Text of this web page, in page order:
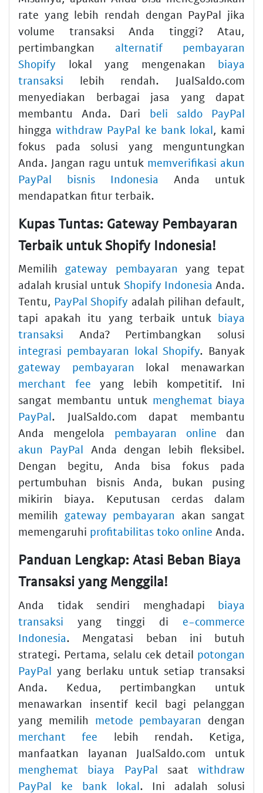
rate yang lebih rendah dengan PayPal jika
volume transaksi Anda tinggi? Atau,
pertimbangkan alternatif pembayaran
Shopify lokal yang mengenakan biaya
transaksi lebih rendah. JualSaldo.com
menyediakan berbagai jasa yang dapat
membantu Anda. Dari beli saldo PayPal
hinggawithdraw PayPal ke bank lokal, kami
fokus pada solusi yang menguntungkan
Anda. Jangan ragu untuk memverifikasi akun
PayPal bisnis Indonesia Anda untuk
mendapatkan fitur terbaik.
Kupas Tuntas: Gateway Pembayaran
Terbaik untuk Shopify Indonesia!
Memilih gateway pembayaran yang tepat
adalah krusial untuk Shopify Indonesia Anda.
Tentu, PayPal Shopify adalah pilihan default,
tapi apakah itu yang terbaik untuk biaya
transaksi Anda? Pertimbangkan solusi
integrasi pembayaran lokal Shopify. Banyak
gateway pembayaran lokal menawarkan
merchant fee yang lebih kompetitif. Ini
sangat membantu untuk menghemat biaya
PayPal. JualSaldo.com dapat membantu
Anda mengelola pembayaran online dan
akun PayPal Anda dengan lebih fleksibel.
Dengan begitu, Anda bisa fokus pada
pertumbuhan bisnis Anda, bukan pusing
mikirin biaya. Keputusan cerdas dalam
memilih gateway pembayaran akan sangat
memengaruhi profitabilitas toko online Anda.
Panduan Lengkap: Atasi Beban Biaya
Transaksi yang Menggila!
Anda tidak sendiri menghadapi biaya
transaksi yang tinggi di e-commerce
Indonesia. Mengatasi beban ini butuh
strategi. Pertama, selalu cek detail potongan
PayPal yang berlaku untuk setiap transaksi
Anda. Kedua, pertimbangkan untuk
menawarkan insentif kecil bagi pelanggan
yang memilih metode pembayaran dengan
merchant fee lebih rendah. Ketiga,
manfaatkan layanan JualSaldo.com untuk
menghemat biaya PayPal saat withdraw
PayPal ke bank lokal. Ini adalah solusi